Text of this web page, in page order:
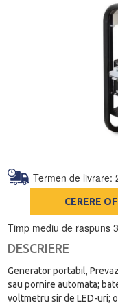
Termen de livrare:
CERERE
Timp mediu de raspuns
DESCRIERE
Generator portabil,
sau pornire automata;
voltmetru sir de LED-uri;